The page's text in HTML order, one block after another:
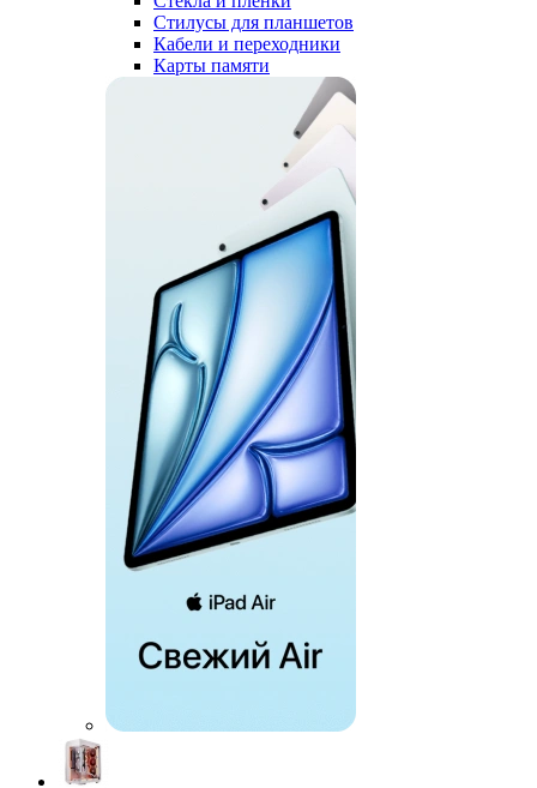
Стилусы для планшетов
Кабели и переходники
Карты памяти